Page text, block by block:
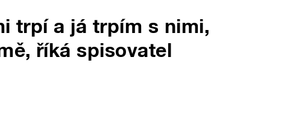
trpí a já trpím s nimi,
říká spisovatel